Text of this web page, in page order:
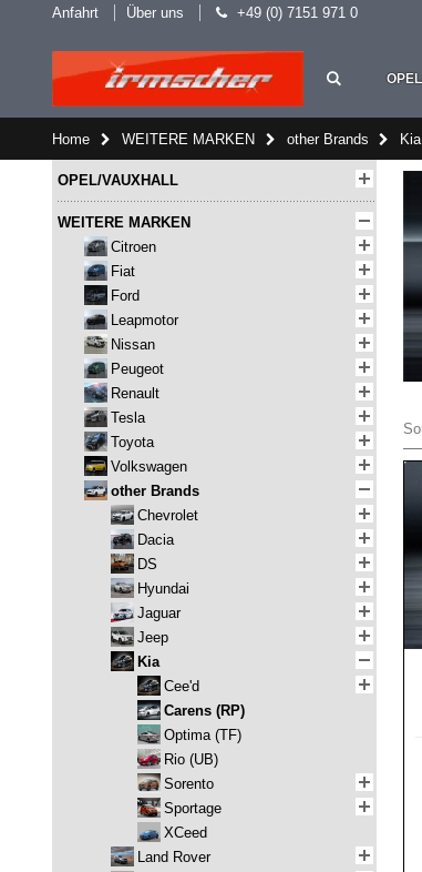
Anfahrt Über uns +49 (0) 7151 971 0
Home WEITERE MARKEN other Brands Kia
OPEL/VAUXHALL
WEITERE MARKEN
Citroen
Fiat
Ford
Leapmotor
Nissan
Peugeot
Renault
Tesla
Toyota
Volkswagen
other Brands
Chevrolet
Dacia
DS
Hyundai
Jaguar
Jeep
Kia
Cee'd
Carens (RP)
Optima (TF)
Rio (UB)
Sorento
Sportage
XCeed
Land Rover